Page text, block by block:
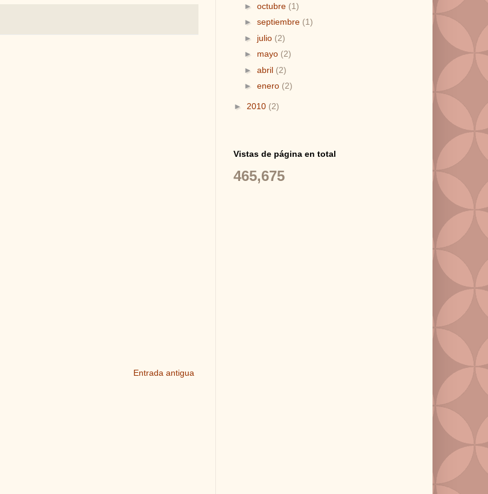
Entrada antigua
► octubre (1)
► septiembre (1)
► julio (2)
► mayo (2)
► abril (2)
► enero (2)
► 2010 (2)
Vistas de página en total
465,675